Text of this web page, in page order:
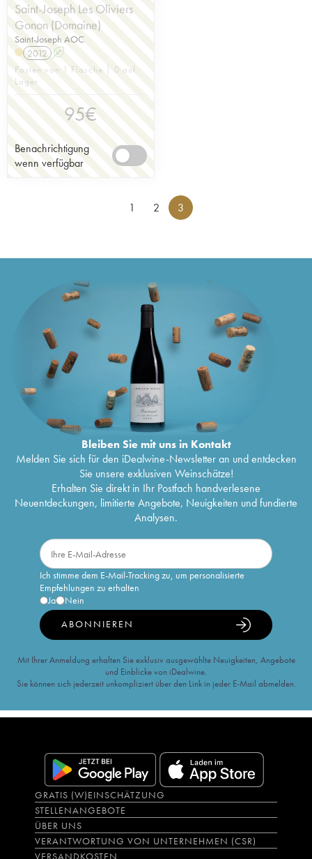
Saint-Joseph Les Oliviers
Gonon (Domaine)
Saint-Joseph AOC
2012 A
Posten von 1 Flasche | 0 auf
Lager
95€
Benachrichtigung
wenn verfügbar
1 2 3
Bleiben Sie mit uns in Kontakt
Melden Sie sich für den iDealwine-Newsletter an und entdecken
Sie unsere exklusiven Weinschätze!
Erhalten Sie direkt in Ihr Postfach handverlesene
Neuentdeckungen, limitierte Angebote, Neuigkeiten und fundierte
Analysen.
Ich stimme dem E-Mail-Tracking zu, um personalisierte
Empfehlungen zu erhalten
Ja
Nein
ABONNIEREN
Mit Ihrer Anmeldung erhalten Sie exklusiv ausgewählte Neuigkeiten, Angebote
und Einblicke von iDealwine.
Sie können sich jederzeit unkompliziert über den Link in jeder E-Mail abmelden.
GRATIS (W)EINSCHÄTZUNG
STELLENANGEBOTE
ÜBER UNS
VERANTWORTUNG VON UNTERNEHMEN (CSR)
VERSANDKOSTEN